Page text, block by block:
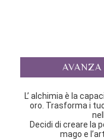
L’ alchimia è la
oro. Trasforma i
Decidi di creare la
mago e